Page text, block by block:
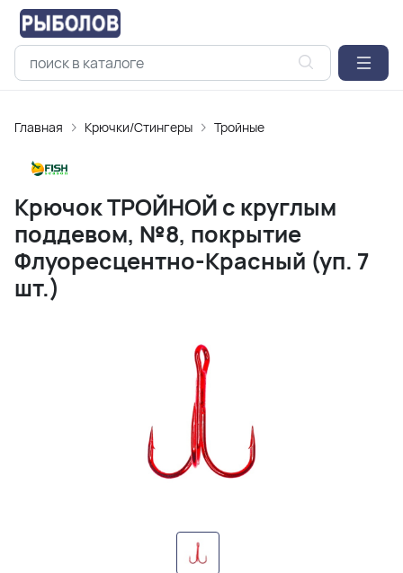
Главная Крючки/Стингеры Тройные
Крючок ТРОЙНОЙ с круглым
поддевом, №8, покрытие
Флуоресцентно-Красный (уп. 7
шт.)